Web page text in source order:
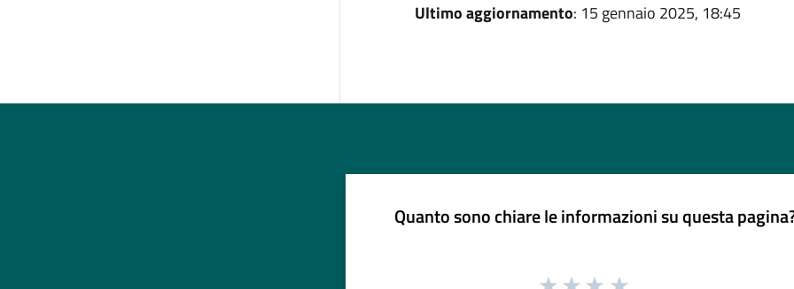
Ultimo aggiornamento: 15 gennaio 2025, 18:45
Quanto sono chiare le informazioni su questa